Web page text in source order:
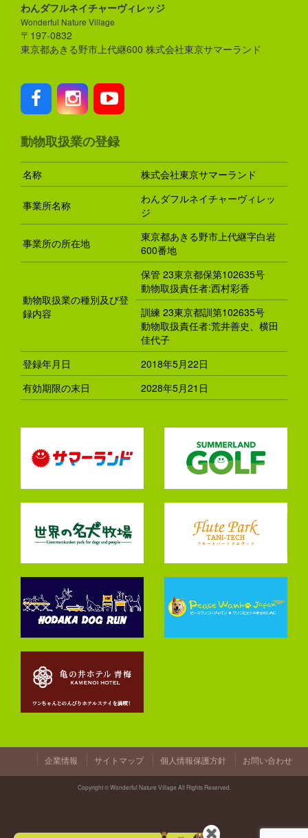
わんダフルネイチャーヴィレッジ
Wonderful Nature Village
〒197-0832
東京都あきる野市上代継600 株式会社東京サマーランド
動物取扱業の登録
名称 株式会社東京サマーランド
事業所名称
わんダフルネイチャーヴィレッ
ジ
事業所の所在地
東京都あきる野市上代継字白岩
600番地
動物取扱業の種別及び登
録内容
保管 23東京都保第102635号
動物取扱責任者:西村彩香
訓練 23東京都訓第102635号
動物取扱責任者:荒井善史、横田
佳代子
登録年月日
2018年5月22日
有効期限の末日
2028年5月21日
企業情報 サイトマップ 個人情報保護方針 お問い合わせ
Copyright © Wonderful Nature Village All Rights Reserved.
閉